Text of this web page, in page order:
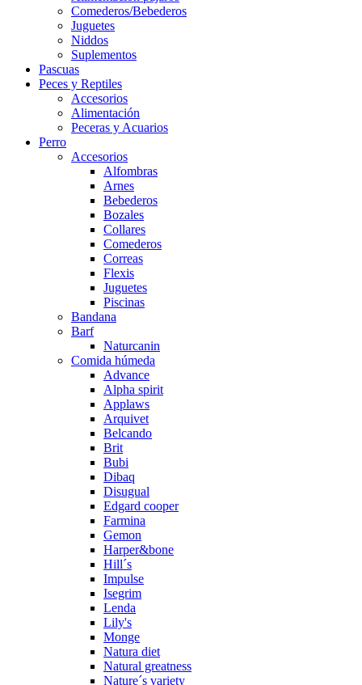
Comederos/Bebederos
Juguetes
Niddos
Suplementos
Pascuas
Peces y Reptiles
Accesorios
Alimentación
Peceras y Acuarios
Perro
Accesorios
Alfombras
Arnes
Bebederos
Bozales
Collares
Comederos
Correas
Flexis
Juguetes
Piscinas
Bandana
Barf
Naturcanin
Comida húmeda
Advance
Alpha spirit
Applaws
Arquivet
Belcando
Brit
Bubi
Dibaq
Disugual
Edgard cooper
Farmina
Gemon
Harper&bone
Hill´s
Impulse
Isegrim
Lenda
Lily's
Monge
Natura diet
Natural greatness
Nature´s variety